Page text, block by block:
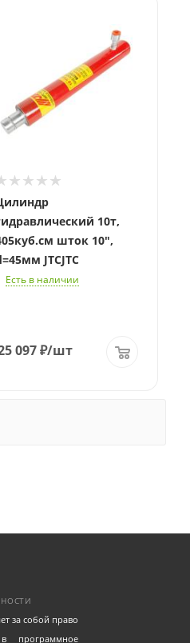
10т,
шток 10",
JTCJTC
Есть в наличии
097₽/шт
за собой право
программное